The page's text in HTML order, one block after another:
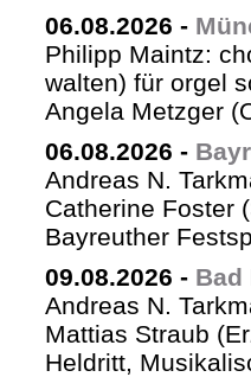
06.08.2026 -
Philipp Maintz:
walten) für orgel
Angela Metzger
06.08.2026 -
Andreas N.
Catherine Foster
Bayreuther
09.08.2026 - Bad
Andreas N.
Mattias Straub
Heldritt,